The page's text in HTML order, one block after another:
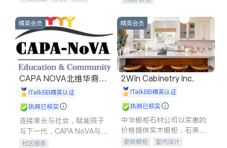
建筑合同、刑事案件全包办
信托/遗嘱
商业
索赔
律师-其它 保释
专属福利。
精英会员
CAPA NOVA北维华裔家
长会iTalkBB精英认证
执照已核实
连接家长与社会，赋能孩子
与下一代，CAPA NoVA与您
携手建设包容、公平、充满
社区服务
精英会员
2Win Cabinetry Inc.
iTalkBB精英认证
执照已核实
中华橱柜石材公司以实惠的
价格提供实木橱柜，石英石
台面，多种优质不锈钢水
瓷砖橱柜
室内设计